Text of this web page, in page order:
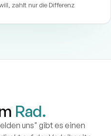
zahlt nur die Differenz
Rad.
uns" gibt es einen